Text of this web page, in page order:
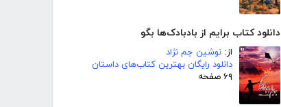
دانلود کتاب برایم از بادبادک‌ها بگو
از: نوشین جم نژاد
دانلود رایگان بهترین کتاب‌های داستان
۶۹ صفحه